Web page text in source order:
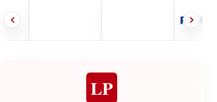
LP